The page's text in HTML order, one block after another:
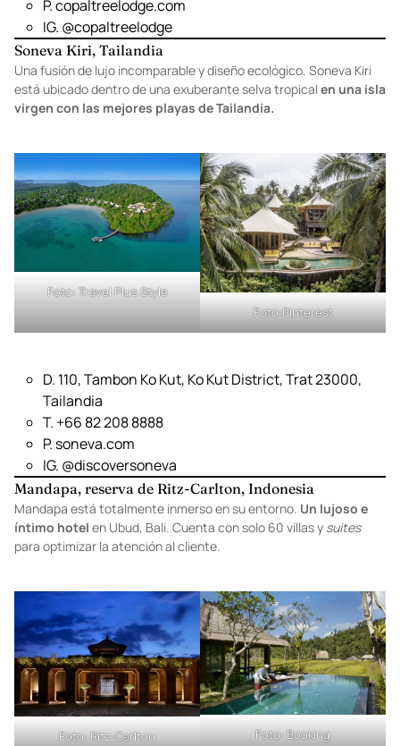
D. Wilson Road, Punta Gorda, Belice
T. +1 877 217 9478
P.copaltreelodge.com
IG.@copaltreelodge
Una fusión de lujo incomparable y diseño ecológico. Soneva Kiri
está ubicado dentro de una exuberante selva tropicalen una isla
virgen con las mejores playas de Tailandia.
Foto:Travel Plus Style
D. 110, Tambon Ko Kut, Ko Kut District, Trat 23000,
Tailandia
T. +66 82 208 8888
P. soneva.com
IG.@discoversoneva
Mandapa está totalmente inmerso en su entorno.Un lujoso e
íntimo hotelen Ubud, Bali. Cuenta con solo 60 villas y
suites
para optimizar la atención al cliente.